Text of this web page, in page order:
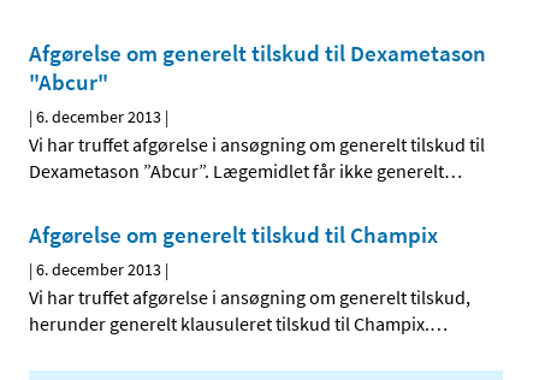
Afgørelse om generelt tilskud til Dexametason
"Abcur"
|6. december 2013 |
Vi har truffet afgørelse i ansøgning om generelt tilskud til
Dexametason ”Abcur”. Lægemidlet får ikke generelt…
Afgørelse om generelt tilskud til Champix
|6. december 2013 |
Vi har truffet afgørelse i ansøgning om generelt tilskud,
herunder generelt klausuleret tilskud til Champix.…